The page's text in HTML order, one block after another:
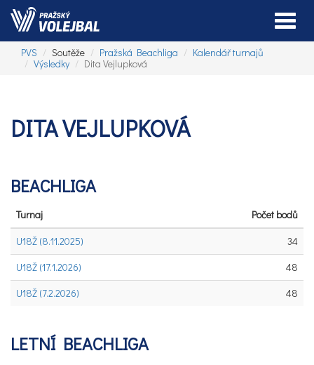
PVS Soutěže Pražská Beachliga
Kalendář turnajů
Výsledky
Dita Vejlupková
DITA VEJLUPKOVÁ
BEACHLIGA
Turnaj
Počet bodů
U18Ž (8.11.2025)
34
U18Ž (17.1.2026)
48
U18Ž (7.2.2026)
48
LETNÍ BEACHLIGA